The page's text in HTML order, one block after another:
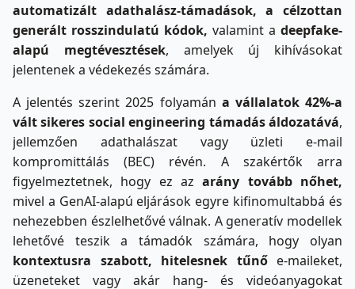
automatizált adathalász-támadások, a célzottan
generált rosszindulatú kódok, valamint a deepfake-
alapú megtévesztések, amelyek új kihívásokat
jelentenek a védekezés számára.
A jelentés szerint 2025 folyamán a vállalatok 42%-a
vált sikeres social engineering támadás áldozatává,
jellemzően adathalászat vagy üzleti e-mail
kompromittálás (BEC) révén. A szakértők arra
figyelmeztetnek, hogy ez azarány tovább nőhet,
mivel a GenAI-alapú eljárások egyre kifinomultabbá és
nehezebben észlelhetővé válnak. A generatív modellek
lehetővé teszik a támadók számára, hogy olyan
kontextusra szabott, hitelesnek tűnőe-maileket,
üzeneteket vagy akár hang- és videóanyagokat